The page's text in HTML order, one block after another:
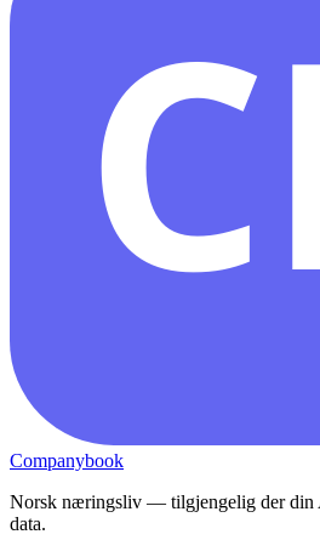
Companybook
Norsk næringsliv — tilgjengelig der din
data.